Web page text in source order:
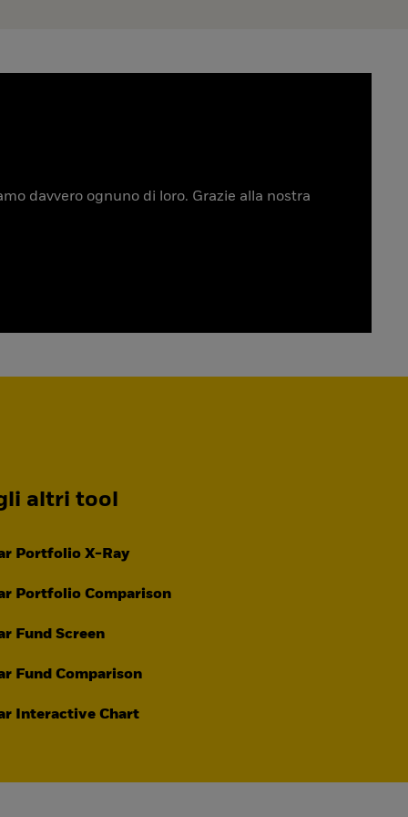
davvero ognuno di loro. Grazie alla nostra
altri tool
Portfolio X-Ray
Portfolio Comparison
Fund Screen
Fund Comparison
Interactive Chart